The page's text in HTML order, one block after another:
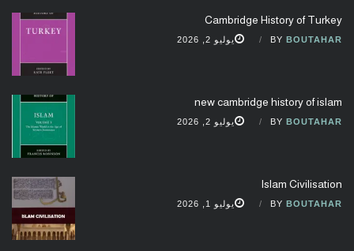
Cambridge History of Turkey
BY BOUTAHAR يوليو 2, 2026
new cambridge history of islam
BY BOUTAHAR يوليو 2, 2026
Islam Civilisation
BY BOUTAHAR يوليو 1, 2026